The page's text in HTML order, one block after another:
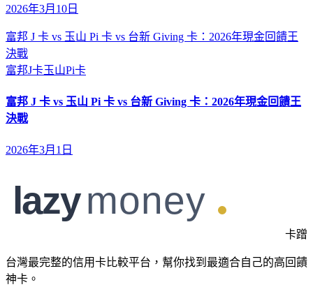
2026年3月10日
富邦 J 卡 vs 玉山 Pi 卡 vs 台新 Giving 卡：2026年現金回饋王
決戰
富邦J卡玉山Pi卡
富邦 J 卡 vs 玉山 Pi 卡 vs 台新 Giving 卡：2026年現金回饋王
決戰
2026年3月1日
卡蹭
台灣最完整的信用卡比較平台，幫你找到最適合自己的高回饋
神卡。